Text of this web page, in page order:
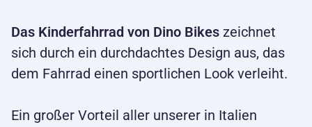
Das Kinderfahrrad von Dino Bikes zeichnet
sich durch ein durchdachtes Design aus, das
dem Fahrrad einen sportlichen Look verleiht.
Ein großer Vorteil aller unserer in Italien